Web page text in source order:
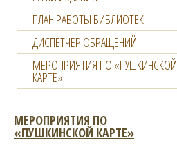
ПЛАН РАБОТЫ БИБЛИОТЕК
ДИСПЕТЧЕР ОБРАЩЕНИЙ
МЕРОПРИЯТИЯ ПО «ПУШКИНСКОЙ
КАРТЕ»
МЕРОПРИЯТИЯ ПО
«ПУШКИНСКОЙ КАРТЕ»